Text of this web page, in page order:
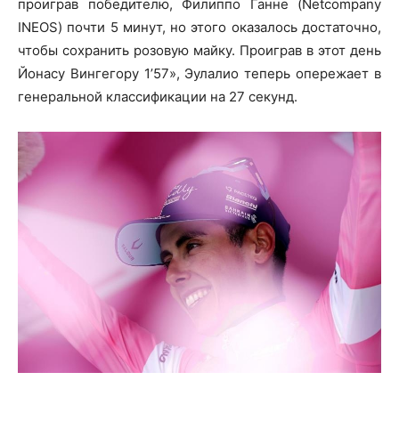
проиграв победителю, Филиппо Ганне (Netcompany
INEOS) почти 5 минут, но этого оказалось достаточно,
чтобы сохранить розовую майку. Проиграв в этот день
Йонасу Вингегору 1’57», Эулалио теперь опережает в
генеральной классификации на 27 секунд.